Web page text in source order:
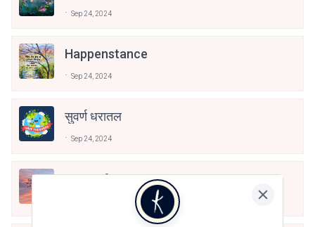
Sep 24, 2024
Happenstance
Sep 24, 2024
सुवर्ण धरातल
Sep 24, 2024
Eyes Of A Dreamer!